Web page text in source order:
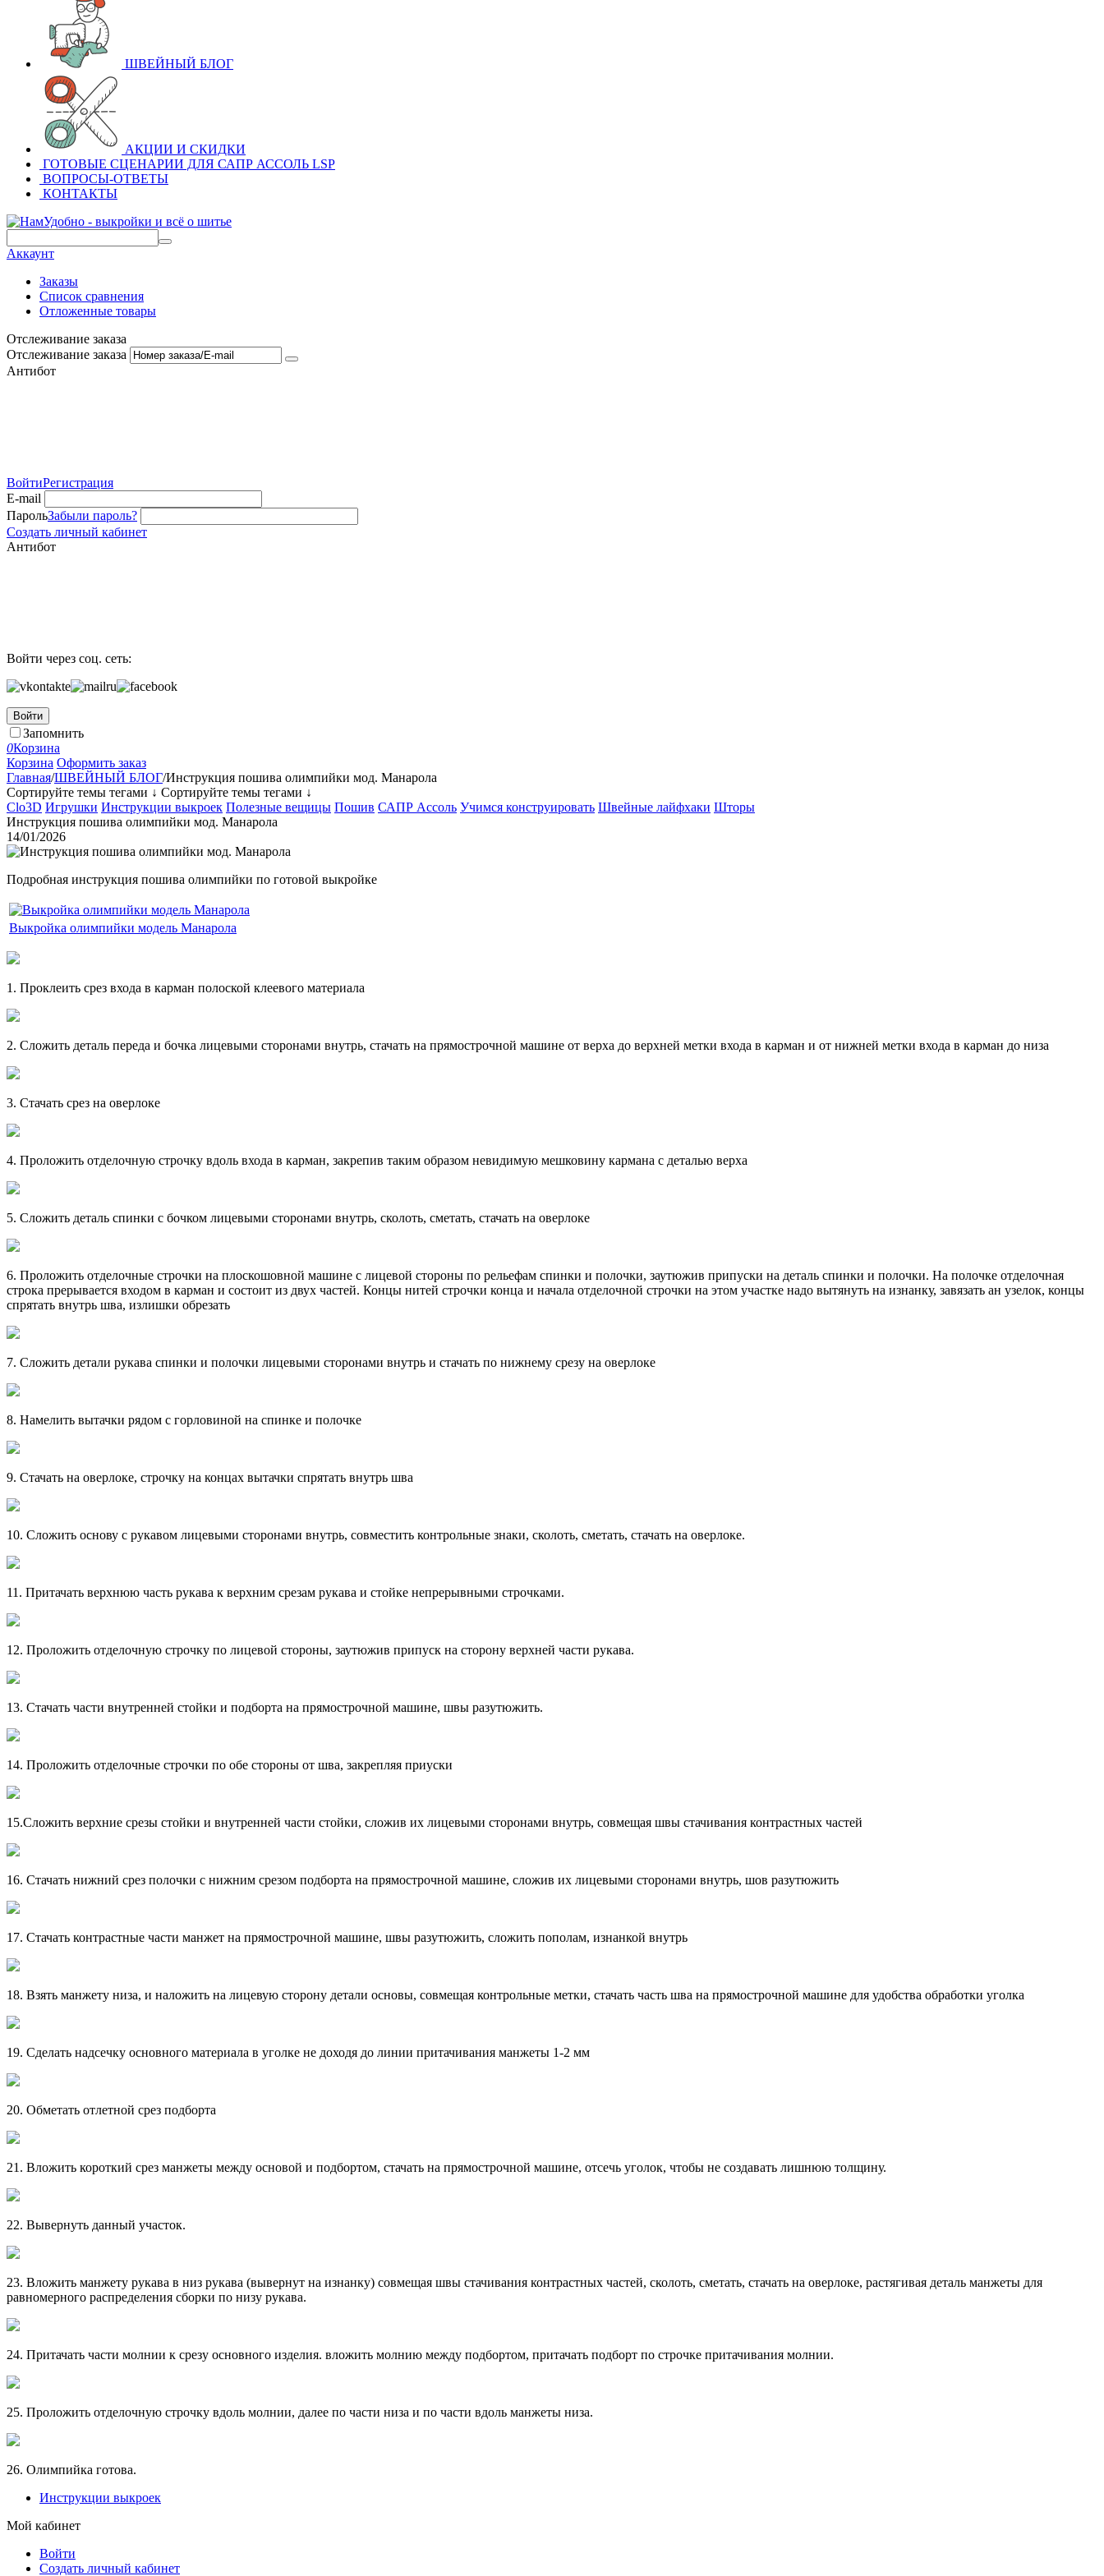
ШВЕЙНЫЙ БЛОГ
АКЦИИ И СКИДКИ
ГОТОВЫЕ СЦЕНАРИИ ДЛЯ САПР АССОЛЬ LSP
ВОПРОСЫ-ОТВЕТЫ
КОНТАКТЫ
Аккаунт
Заказы
Список сравнения
Отложенные товары
Отслеживание заказа
Отслеживание заказа
Антибот
ВойтиРегистрация
E-mail
ПарольЗабыли пароль?
Создать личный кабинет
Антибот
Войти через соц. сеть:
Войти
Запомнить
0Корзина
Корзина Оформить заказ
Главная/ШВЕЙНЫЙ БЛОГ/Инструкция пошива олимпийки мод. Манарола
Сортируйте темы тегами ↓ Сортируйте темы тегами ↓
Clo3D Игрушки Инструкции выкроек Полезные вещицы Пошив САПР Ассоль Учимся конструировать Швейные лайфхаки Шторы
Инструкция пошива олимпийки мод. Манарола
14/01/2026
Подробная инструкция пошива олимпийки по готовой выкройке
Выкройка олимпийки модель Манарола
1. Проклеить срез входа в карман полоской клеевого материала
2. Сложить деталь переда и бочка лицевыми сторонами внутрь, стачать на прямострочной машине от верха до верхней метки входа в карман и от нижней метки входа в карман до низа
3. Стачать срез на оверлоке
4. Проложить отделочную строчку вдоль входа в карман, закрепив таким образом невидимую мешковину кармана с деталью верха
5. Сложить деталь спинки с бочком лицевыми сторонами внутрь, сколоть, сметать, стачать на оверлоке
6. Проложить отделочные строчки на плоскошовной машине с лицевой стороны по рельефам спинки и полочки, заутюжив припуски на деталь спинки и полочки. На полочке отделочная
строка прерывается входом в карман и состоит из двух частей. Концы нитей строчки конца и начала отделочной строчки на этом участке надо вытянуть на изнанку, завязать ан узелок, концы
спрятать внутрь шва, излишки обрезать
7. Сложить детали рукава спинки и полочки лицевыми сторонами внутрь и стачать по нижнему срезу на оверлоке
8. Намелить вытачки рядом с горловиной на спинке и полочке
9. Стачать на оверлоке, строчку на концах вытачки спрятать внутрь шва
10. Сложить основу с рукавом лицевыми сторонами внутрь, совместить контрольные знаки, сколоть, сметать, стачать на оверлоке.
11. Притачать верхнюю часть рукава к верхним срезам рукава и стойке непрерывными строчками.
12. Проложить отделочную строчку по лицевой стороны, заутюжив припуск на сторону верхней части рукава.
13. Стачать части внутренней стойки и подборта на прямострочной машине, швы разутюжить.
14. Проложить отделочные строчки по обе стороны от шва, закрепляя приуски
15.Сложить верхние срезы стойки и внутренней части стойки, сложив их лицевыми сторонами внутрь, совмещая швы стачивания контрастных частей
16. Стачать нижний срез полочки с нижним срезом подборта на прямострочной машине, сложив их лицевыми сторонами внутрь, шов разутюжить
17. Стачать контрастные части манжет на прямострочной машине, швы разутюжить, сложить пополам, изнанкой внутрь
18. Взять манжету низа, и наложить на лицевую сторону детали основы, совмещая контрольные метки, стачать часть шва на прямострочной машине для удобства обработки уголка
19. Сделать надсечку основного материала в уголке не доходя до линии притачивания манжеты 1-2 мм
20. Обметать отлетной срез подборта
21. Вложить короткий срез манжеты между основой и подбортом, стачать на прямострочной машине, отсечь уголок, чтобы не создавать лишнюю толщину.
22. Вывернуть данный участок.
23. Вложить манжету рукава в низ рукава (вывернут на изнанку) совмещая швы стачивания контрастных частей, сколоть, сметать, стачать на оверлоке, растягивая деталь манжеты для
равномерного распределения сборки по низу рукава.
24. Притачать части молнии к срезу основного изделия. вложить молнию между подбортом, притачать подборт по строчке притачивания молнии.
25. Проложить отделочную строчку вдоль молнии, далее по части низа и по части вдоль манжеты низа.
26. Олимпийка готова.
Инструкции выкроек
Мой кабинет
Войти
Создать личный кабинет